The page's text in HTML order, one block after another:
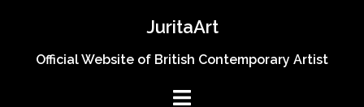
content
JuritaArt
Official Website of British Contemporary Artist